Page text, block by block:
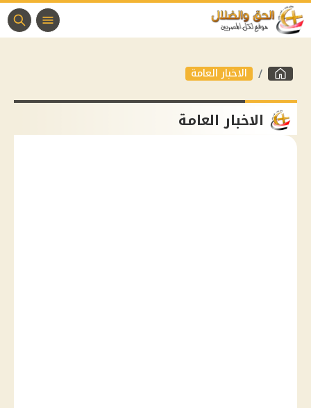
الاخبار العامة
الاخبار العامة